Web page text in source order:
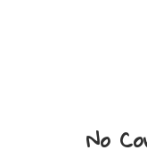
No